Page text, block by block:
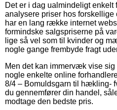
Det er i dag ualmindeligt enkelt
analysere priser hos forskellige
har en lang række internet
formindske salgspriserne på
lige så vel som til kvinder og
nogle gange frembyde fragt
Men det kan immervæk vise
nogle enkelte online
8/4 – Bomuldsgarn til hækling-
du gennemfører din handel,
modtage den bedste pris.